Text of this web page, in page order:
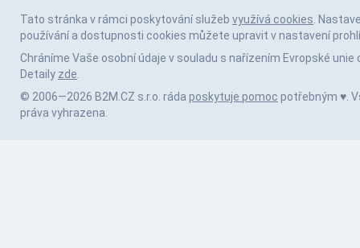
Tato stránka v rámci poskytování služeb využívá cookies.
používání a dostupnosti cookies můžete upravit v nastavení
Chráníme Vaše osobní údaje v souladu s nařízením Evropské unie
Detaily zde.
© 2006—2026 B2M.CZ s.r.o. ráda poskytuje pomoc potřebným ♥️.
práva vyhrazena.